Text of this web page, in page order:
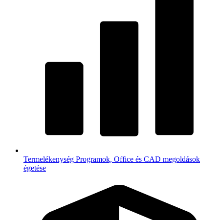
Termelékenység Programok, Office és CAD megoldások
égetése